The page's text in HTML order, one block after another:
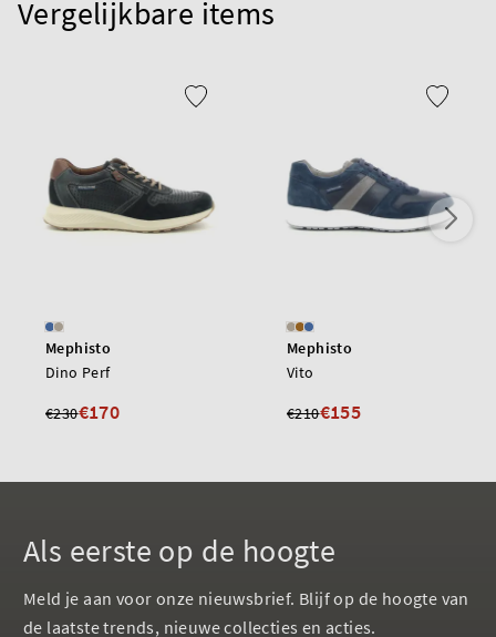
Vergelijkbare items
Mephisto
Dino Perf
€230€170
Mephisto
Vito
€210€155
Als eerste op de hoogte
Meld je aan voor onze nieuwsbrief. Blijf op de hoogte van
de laatste trends, nieuwe collecties en acties.